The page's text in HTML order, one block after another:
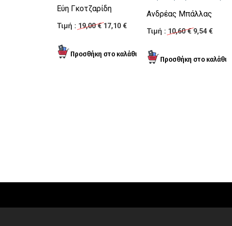
Εύη Γκοτζαρίδη
Τιμή : 19,00 €17,10 €
Ανδρέας Μπάλλας
Τιμή : 10,60 €9,54 €